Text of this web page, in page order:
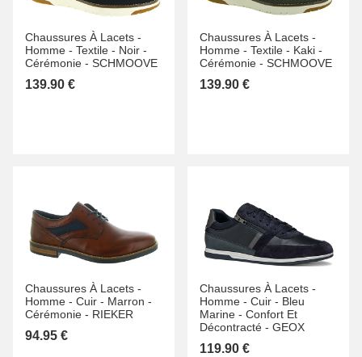
Chaussures À Lacets -
Homme - Textile - Noir -
Cérémonie - SCHMOOVE
139.90 €
Chaussures À Lacets -
Homme - Textile - Kaki -
Cérémonie - SCHMOOVE
139.90 €
Chaussures À Lacets -
Homme - Cuir - Marron -
Cérémonie - RIEKER
94.95 €
Chaussures À Lacets -
Homme - Cuir - Bleu
Marine - Confort Et
Décontracté - GEOX
119.90 €